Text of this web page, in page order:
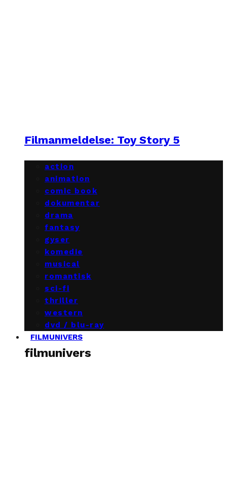
Filmanmeldelse: Toy Story 5
action
animation
comic book
dokumentar
drama
fantasy
gyser
komedie
musical
romantisk
sci-fi
thriller
western
dvd / blu-ray
FILMUNIVERS
filmunivers